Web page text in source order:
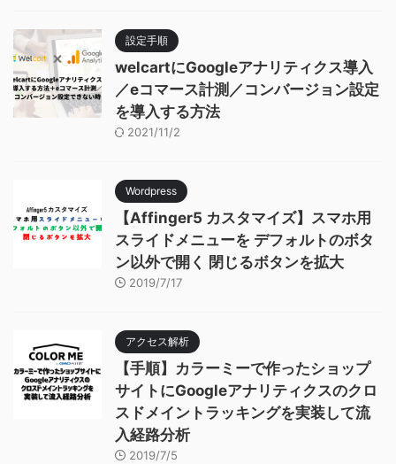
設定手順
welcartにGoogleアナリティクス導入
／eコマース計測／コンバージョン設定
を導入する方法
2021/11/2
Wordpress
【Affinger5 カスタマイズ】スマホ用
スライドメニューを デフォルトのボタ
ン以外で開く 閉じるボタンを拡大
2019/7/17
アクセス解析
【手順】カラーミーで作ったショップ
サイトにGoogleアナリティクスのクロ
スドメイントラッキングを実装して流
入経路分析
2019/7/5